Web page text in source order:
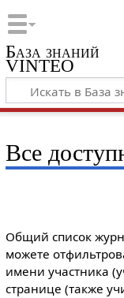
База знаний
VINTEO
Все
Общий список
можете
имени участника
странице (также